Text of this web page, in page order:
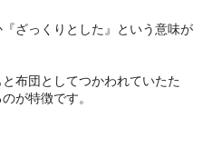
ざっくりとした』という意味が
布団としてつかわれていたた
が特徴です。